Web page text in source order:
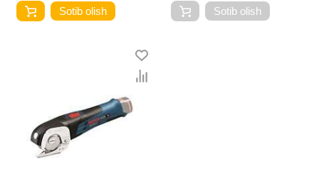
Sotib olish Sotib olish